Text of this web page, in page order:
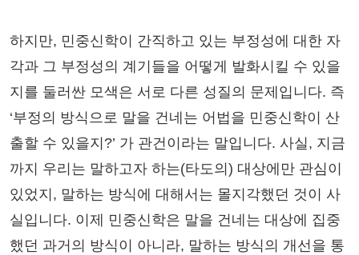
하지만, 민중신학이 간직하고 있는 부정성에 대한 자
각과 그 부정성의 계기들을 어떻게 발화시킬 수 있을
지를 둘러싼 모색은 서로 다른 성질의 문제입니다. 즉
‘부정의 방식으로 말을 건네는 어법을 민중신학이 산
출할 수 있을지?’ 가 관건이라는 말입니다. 사실, 지금
까지 우리는 말하고자 하는(타도의) 대상에만 관심이
있었지, 말하는 방식에 대해서는 몰지각했던 것이 사
실입니다. 이제 민중신학은 말을 건네는 대상에 집중
했던 과거의 방식이 아니라, 말하는 방식의 개선을 통